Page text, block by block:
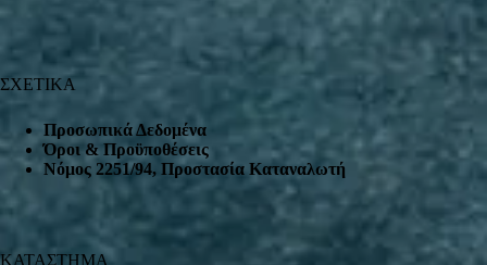
ΣΧΕΤΙΚΑ
Προσωπικά Δεδομένα
Όροι & Προϋποθέσεις
Nόμος 2251/94, Προστασία Καταναλωτή
ΚΑΤΑΣΤΗΜΑ